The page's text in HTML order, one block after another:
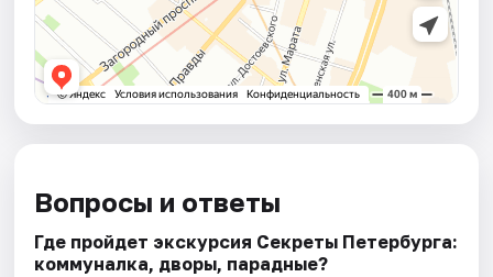
Вопросы и ответы
Где пройдет экскурсия Секреты Петербурга:
коммуналка, дворы, парадные?